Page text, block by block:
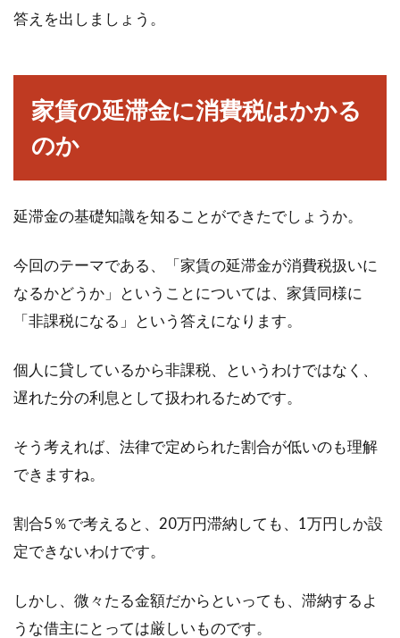
居者とのトラ...
JR東日本の福利厚生が気になる！社
宅の家賃はどのくらい？
合、そこ...
ふと窓ガラスを見たときに、うろこ状のような
水垢がついているのを発見したことはありませ
答えを出しましょう。
家賃の延滞金に消費税はかかる
のか
延滞金の基礎知識を知ることができたでしょうか。
今回のテーマである、「家賃の延滞金が消費税扱いに
なるかどうか」ということについては、家賃同様に
「非課税になる」という答えになります。
個人に貸しているから非課税、というわけではなく、
遅れた分の利息として扱われるためです。
そう考えれば、法律で定められた割合が低いのも理解
できますね。
割合5％で考えると、20万円滞納しても、1万円しか設
定できないわけです。
しかし、微々たる金額だからといっても、滞納するよ
うな借主にとっては厳しいものです。